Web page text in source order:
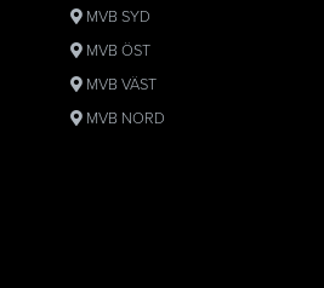
MVB SYD
MVB ÖST
MVB VÄST
MVB NORD